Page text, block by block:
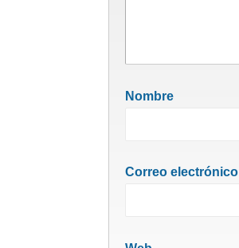
Nombre
Correo electrónico